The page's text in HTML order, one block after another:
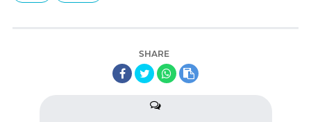
SHARE